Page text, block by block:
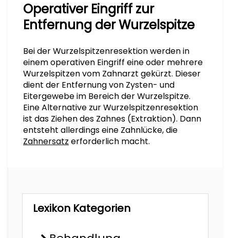
Operativer Eingriff zur
Entfernung der Wurzelspitze
Bei der Wurzelspitzenresektion werden in
einem operativen Eingriff eine oder mehrere
Wurzelspitzen vom Zahnarzt gekürzt. Dieser
dient der Entfernung von Zysten- und
Eitergewebe im Bereich der Wurzelspitze.
Eine Alternative zur Wurzelspitzenresektion
ist das Ziehen des Zahnes (Extraktion). Dann
entsteht allerdings eine Zahnlücke, die
Zahnersatz erforderlich macht.
Lexikon Kategorien